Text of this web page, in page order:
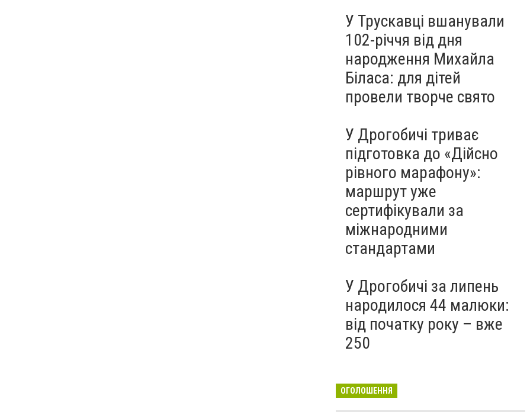
У Трускавці вшанували
102-річчя від дня
народження Михайла
Біласа: для дітей
провели творче свято
У Дрогобичі триває
підготовка до «Дійсно
рівного марафону»:
маршрут уже
сертифікували за
міжнародними
стандартами
У Дрогобичі за липень
народилося 44 малюки:
від початку року – вже
250
ОГОЛОШЕННЯ